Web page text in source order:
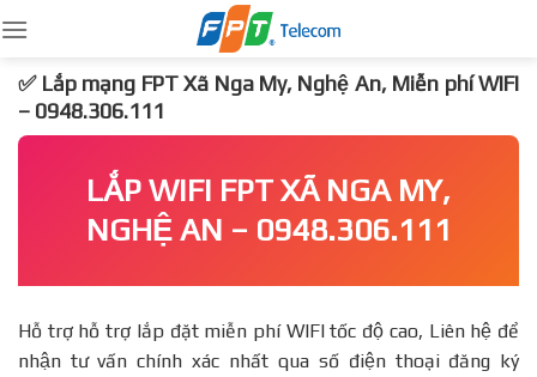
to
content
✅ Lắp mạng FPT Xã Nga My, Nghệ An, Miễn phí WIFI
– 0948.306.111
LẮP WIFI FPT XÃ NGA MY,
NGHỆ AN – 0948.306.111
Hỗ trợ hỗ trợ lắp đặt miễn phí WIFI tốc độ cao, Liên hệ để
nhận tư vấn chính xác nhất qua số điện thoại đăng ký